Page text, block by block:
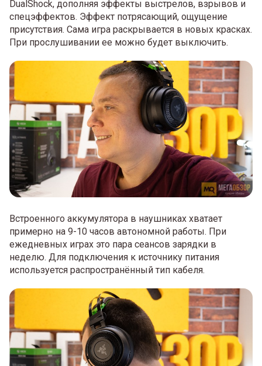
DualShock, дополняя эффекты выстрелов, взрывов и
спецэффектов. Эффект потрясающий, ощущение
присутствия. Сама игра раскрывается в новых красках.
При прослушивании ее можно будет выключить.
Встроенного аккумулятора в наушниках хватает
примерно на 9-10 часов автономной работы. При
ежедневных играх это пара сеансов зарядки в
неделю. Для подключения к источнику питания
используется распространённый тип кабеля.